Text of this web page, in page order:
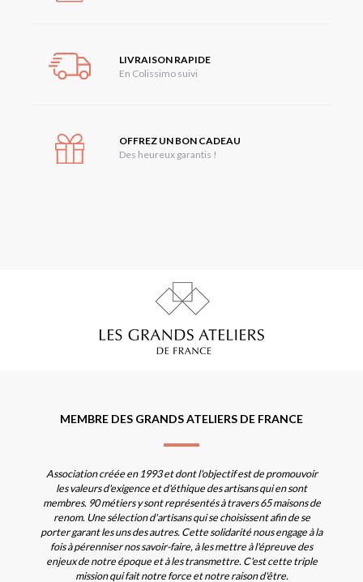
LIVRAISON RAPIDE
En Colissimo suivi
OFFREZ UN BON CADEAU
Des heureux garantis !
MEMBRE DES GRANDS ATELIERS DE FRANCE
Association créée en 1993 et dont l'objectif est de promouvoir
les valeurs d'exigence et d'éthique des artisans qui en sont
membres. 90 métiers y sont représentés à travers 65 maisons de
renom. Une sélection d'artisans qui se choisissent afin de se
porter garant les uns des autres. Cette solidarité nous engage à la
fois à pérenniser nos savoir-faire, à les mettre à l'épreuve des
enjeux de notre époque et à les transmettre. C'est cette triple
mission qui fait notre force et notre raison d'être.